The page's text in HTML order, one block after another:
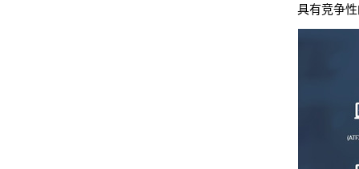
具有竞争